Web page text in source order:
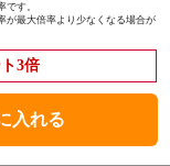
す。
が最大倍率より少なくなる場合が
3倍
入れる